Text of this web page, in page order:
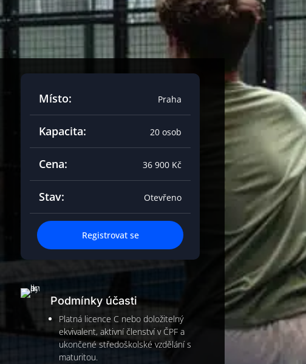
Místo: Praha
Kapacita: 20 osob
Cena: 36 900 Kč
Stav: Otevřeno
Registrovat se
Podmínky účasti
Platná licence C nebo doložitelný
ekvivalent, aktivní členství v ČPF a
ukončené středoškolské vzdělání s
maturitou.